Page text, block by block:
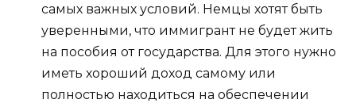
самых важных условий. Немцы хотят быть
уверенными, что иммигрант не будет жить
на пособия от государства. Для этого нужно
иметь хороший доход самому или
полностью находиться на обеспечении